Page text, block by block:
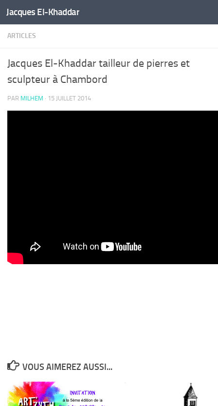
Skip to content
Jacques El-Khaddar
ARTICLES
Jacques El-Khaddar tailleur de pierres et
sculpteur à Chambord
PAR MILHEM · 15 JUILLET 2014
VOUS AIMEREZ AUSSI...